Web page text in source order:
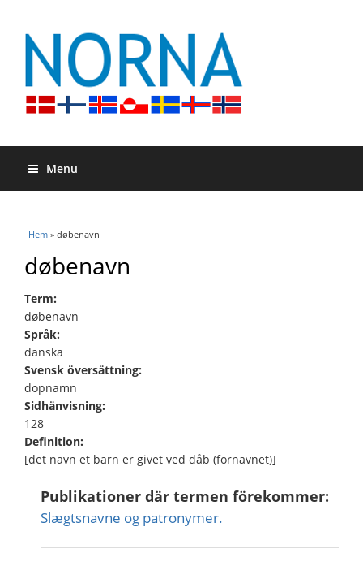
Menu
Du är här
Hem » døbenavn
døbenavn
Term:
døbenavn
Språk:
danska
Svensk översättning:
dopnamn
Sidhänvisning:
128
Definition:
[det navn et barn er givet ved dåb (fornavnet)]
Publikationer där termen förekommer:
Slægtsnavne og patronymer.